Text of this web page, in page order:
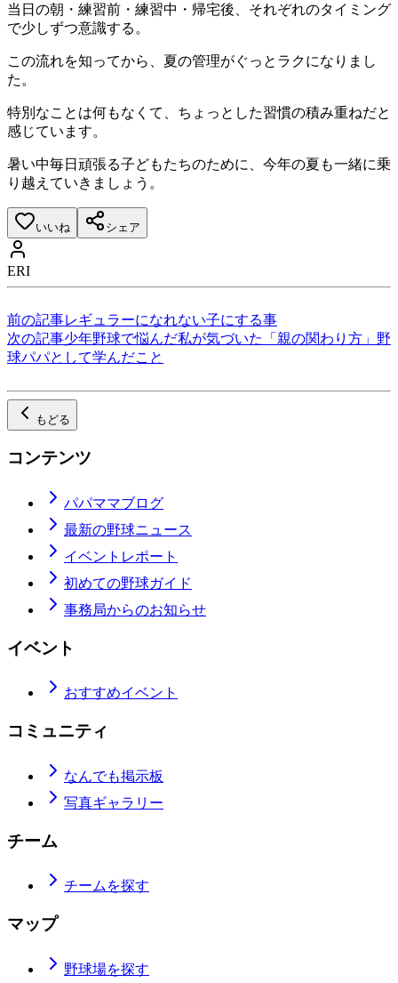
当日の朝・練習前・練習中・帰宅後、それぞれのタイミング
で少しずつ意識する。
この流れを知ってから、夏の管理がぐっとラクになりまし
た。
特別なことは何もなくて、ちょっとした習慣の積み重ねだと
感じています。
暑い中毎日頑張る子どもたちのために、今年の夏も一緒に乗
り越えていきましょう。
いいね シェア
ERI
前の記事レギュラーになれない子にする事
次の記事少年野球で悩んだ私が気づいた「親の関わり方」野
球パパとして学んだこと
もどる
コンテンツ
パパママブログ
最新の野球ニュース
イベントレポート
初めての野球ガイド
事務局からのお知らせ
イベント
おすすめイベント
コミュニティ
なんでも掲示板
写真ギャラリー
チーム
チームを探す
マップ
野球場を探す